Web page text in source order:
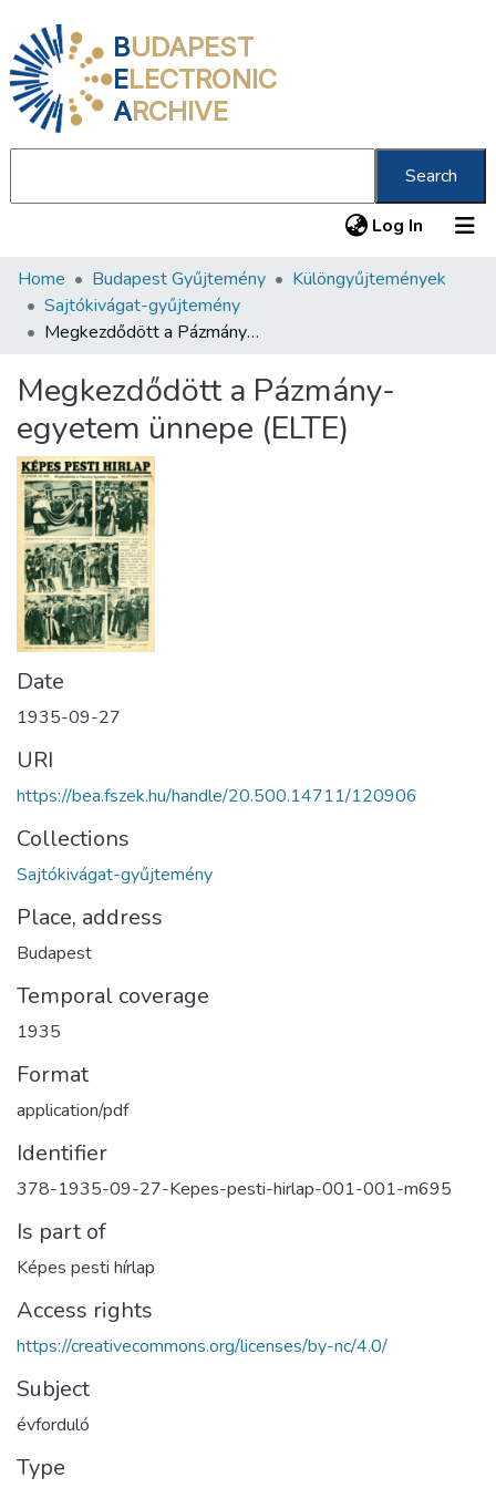
BUDAPEST
ELECTRONIC
ARCHIVE
Search
Log In (current)
Communities & Collections
All of DSpace
About us
Home Budapest Gyűjtemény
Különgyűjtemények
Sajtókivágat-gyűjtemény
Megkezdődött a Pázmány-egyetem ünnepe (ELTE)
Megkezdődött a Pázmány-
egyetem ünnepe (ELTE)
Date
1935-09-27
URI
https://bea.fszek.hu/handle/20.500.14711/120906
Collections
Sajtókivágat-gyűjtemény
Place, address
Budapest
Temporal coverage
1935
Format
application/pdf
Identifier
378-1935-09-27-Kepes-pesti-hirlap-001-001-m695
Is part of
Képes pesti hírlap
Access rights
https://creativecommons.org/licenses/by-nc/4.0/
Subject
évforduló
Type